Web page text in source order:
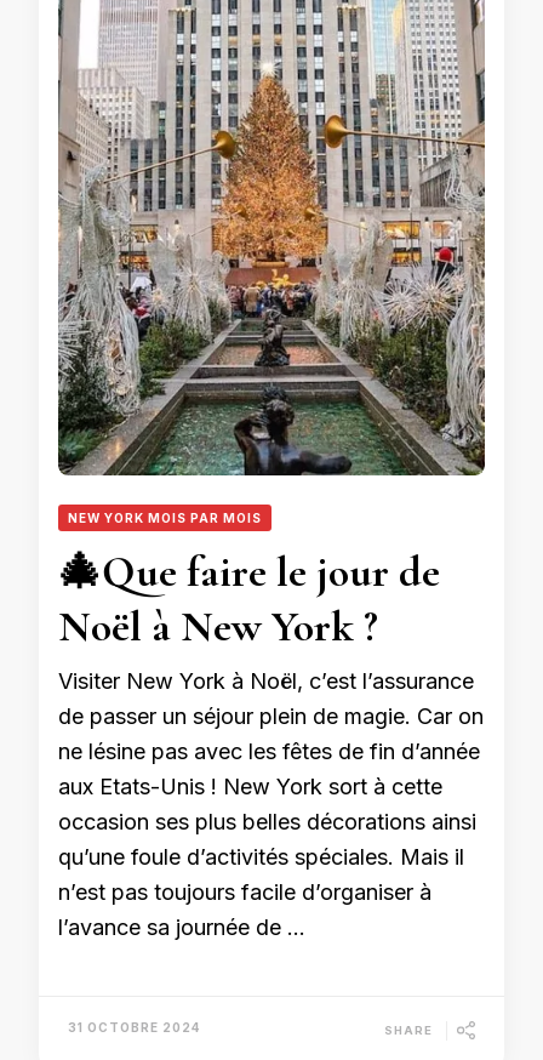
NEW YORK MOIS PAR MOIS
🎄Que faire le jour de
Noël à New York ?
Visiter New York à Noël, c’est l’assurance
de passer un séjour plein de magie. Car on
ne lésine pas avec les fêtes de fin d’année
aux Etats-Unis ! New York sort à cette
occasion ses plus belles décorations ainsi
qu’une foule d’activités spéciales. Mais il
n’est pas toujours facile d’organiser à
l’avance sa journée de …
31 OCTOBRE 2024 SHARE